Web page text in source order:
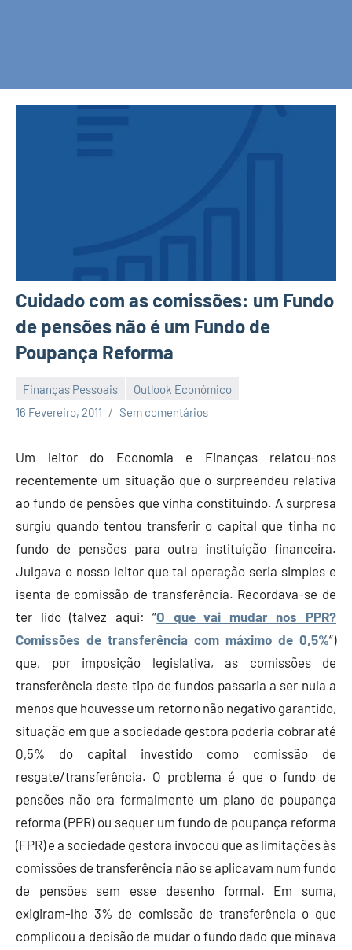
Cuidado com as comissões: um Fundo
de pensões não é um Fundo de
Poupança Reforma
Finanças Pessoais
Outlook Económico
16 Fevereiro, 2011
Economia
Finanças
Sem comentários
Um leitor do Economia e Finanças relatou-nos
recentemente um situação que o surpreendeu relativa
ao fundo de pensões que vinha constituindo. A surpresa
surgiu quando tentou transferir o capital que tinha no
fundo de pensões para outra instituição financeira.
Julgava o nosso leitor que tal operação seria simples e
isenta de comissão de transferência. Recordava-se de
ter lido (talvez aqui: “O que vai mudar nos PPR?
Comissões de transferência com máximo de 0,5%“)
que, por imposição legislativa, as comissões de
transferência deste tipo de fundos passaria a ser nula a
menos que houvesse um retorno não negativo garantido,
situação em que a sociedade gestora poderia cobrar até
0,5% do capital investido como comissão de
resgate/transferência. O problema é que o fundo de
pensões não era formalmente um plano de poupança
reforma (PPR) ou sequer um fundo de poupança reforma
(FPR) e a sociedade gestora invocou que as limitações às
comissões de transferência não se aplicavam num fundo
de pensões sem esse desenho formal. Em suma,
exigiram-lhe 3% de comissão de transferência o que
complicou a decisão de mudar o fundo dado que minava